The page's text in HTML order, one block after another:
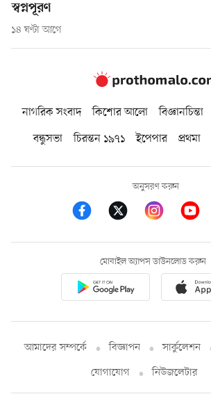
স্বপ্নপূরণ
১৪ ঘণ্টা আগে
নাগরিক সংবাদ কিশোর আলো বিজ্ঞানচিন্তা
বন্ধুসভা
চিরন্তন ১৯৭১ ইপেপার প্রথমা
অনুসরণ করুন
মোবাইল অ্যাপস ডাউনলোড করুন
আমাদের সম্পর্কে বিজ্ঞাপন সার্কুলেশন
যোগাযোগ
নিউজলেটার